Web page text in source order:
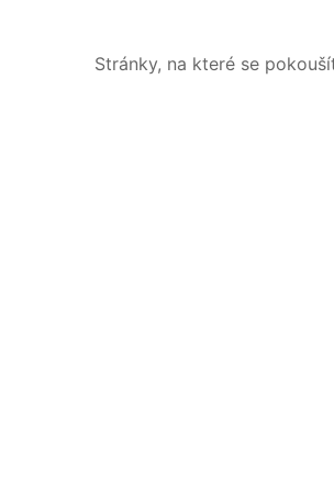
Stránky, na které se